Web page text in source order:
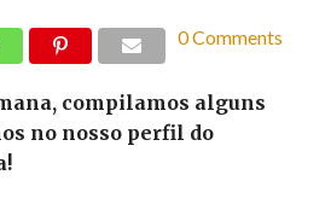
0 Comments
compilamos alguns
no nosso perfil do